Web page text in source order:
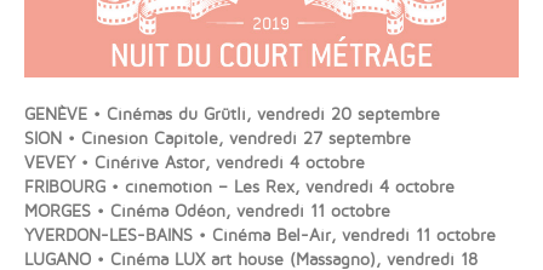
GENÈVE • Cinémas du Grütli, vendredi 20 septembre
SION • Cinesion Capitole, vendredi 27 septembre
VEVEY • Cinérive Astor, vendredi 4 octobre
FRIBOURG • cinemotion – Les Rex, vendredi 4 octobre
MORGES • Cinéma Odéon, vendredi 11 octobre
YVERDON-LES-BAINS • Cinéma Bel-Air, vendredi 11 octobre
LUGANO • Cinéma LUX art house (Massagno), vendredi 18